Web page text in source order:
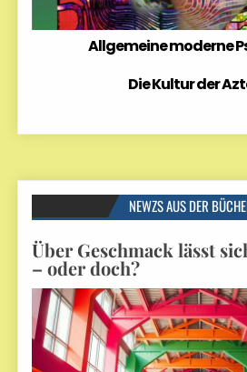
Allgemeine moderne
Die Kultur der
NEWZS AUS DER
Über Geschmack lässt
– oder doch?